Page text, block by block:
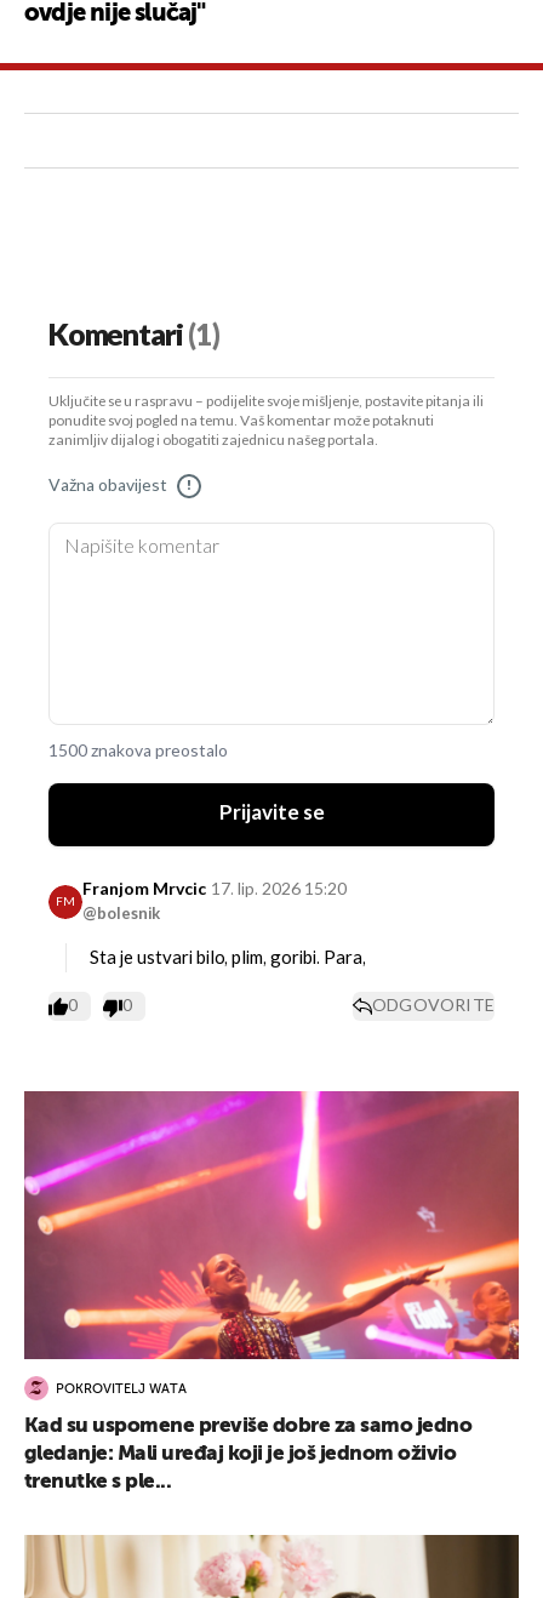
ovdje nije slučaj"
Komentari(1)
Uključite se u raspravu – podijelite svoje mišljenje, postavite pitanja ili
ponudite svoj pogled na temu. Vaš komentar može potaknuti
zanimljiv dijalog i obogatiti zajednicu našeg portala.
Važna obavijest !
1500 znakova preostalo
Prijavite se
FM
Franjom Mrvcic
@bolesnik
17. lip. 2026 15:20
Sta je ustvari bilo, plim, goribi. Para,
0 0 ODGOVORITE
POKROVITELJ WATA
Kad su uspomene previše dobre za samo jedno
gledanje: Mali uređaj koji je još jednom oživio
trenutke s ple...